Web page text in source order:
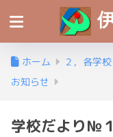
ホーム ２，各学
お知らせ
学校だより№